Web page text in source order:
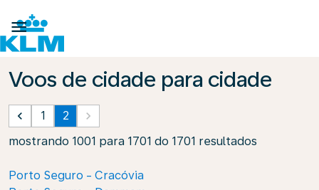

Voos de cidade para cidade
keyboard_arrow_left 1 2 keyboard_arrow_right
mostrando 1001 para 1701 do 1701 resultados
Porto Seguro - Cracóvia